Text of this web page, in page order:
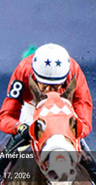
17, 2026